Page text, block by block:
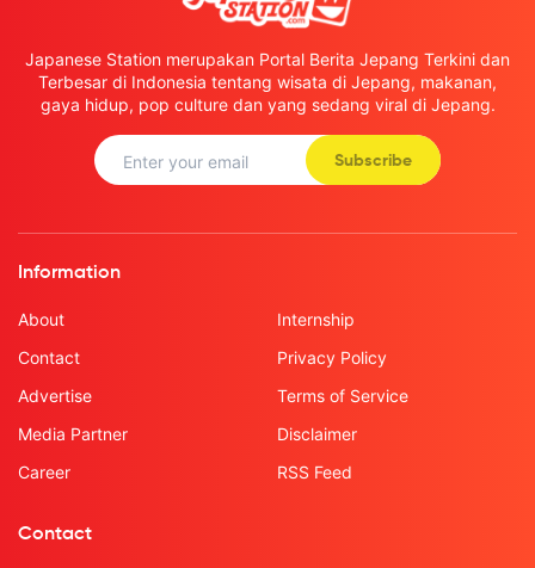
Japanese Station merupakan Portal Berita Jepang Terkini dan
Terbesar di Indonesia tentang wisata di Jepang, makanan,
gaya hidup, pop culture dan yang sedang viral di Jepang.
Subscribe
Information
About
Contact
Advertise
Media Partner
Career
Internship
Privacy Policy
Terms of Service
Disclaimer
RSS Feed
Contact